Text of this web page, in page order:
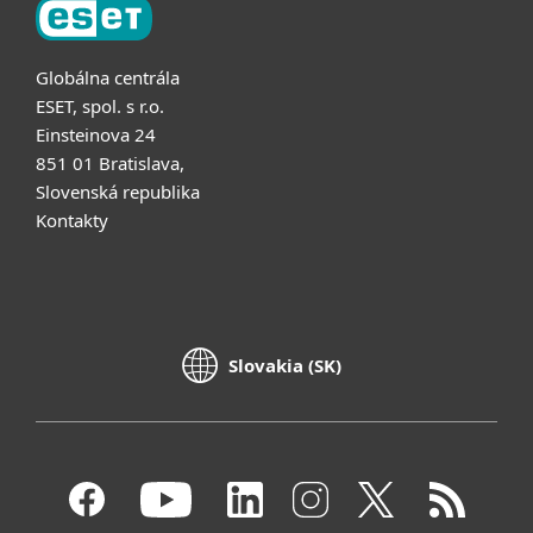
Globálna centrála
ESET, spol. s r.o.
Einsteinova 24
851 01 Bratislava,
Slovenská republika
Kontakty
Slovakia (SK)